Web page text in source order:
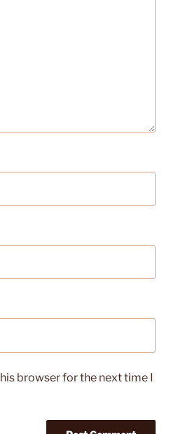
browser for the next time I